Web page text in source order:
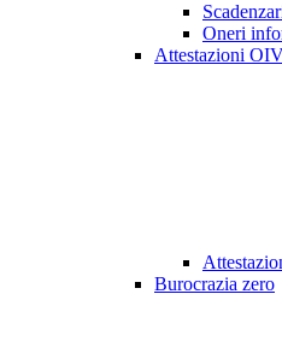
Oneri
Attestazioni
Burocrazia zero